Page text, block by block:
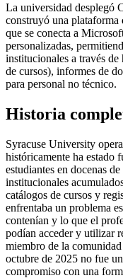
La universidad desplegó
construyó una plataforma
que se conecta a
personalizadas,
institucionales a través
de cursos), informes de
para personal no técnico.
Historia
Syracuse University
históricamente ha estado
estudiantes en docenas
institucionales
catálogos de cursos y
enfrentaba un problema
contenían y lo que el
podían acceder y utilizar
miembro de la
octubre de 2025 no fue
compromiso con una